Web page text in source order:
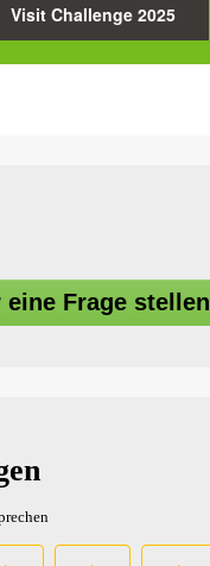
Visit Challenge 2025
Frage stellen